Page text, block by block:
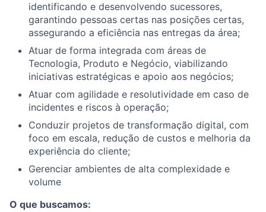
identificando e desenvolvendo sucessores,
garantindo pessoas certas nas posições certas,
assegurando a eficiência nas entregas da área;
Atuar de forma integrada com áreas de
Tecnologia, Produto e Negócio, viabilizando
iniciativas estratégicas e apoio aos negócios;
Atuar com agilidade e resolutividade em caso de
incidentes e riscos à operação;
Conduzir projetos de transformação digital, com
foco em escala, redução de custos e melhoria da
experiência do cliente;
Gerenciar ambientes de alta complexidade e
volume
O que buscamos: